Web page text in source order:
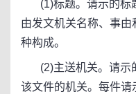
(1)标题。请示的标
由发文机关名称、事
种构成。
(2)主送机关。请示
该文件的机关。每件请